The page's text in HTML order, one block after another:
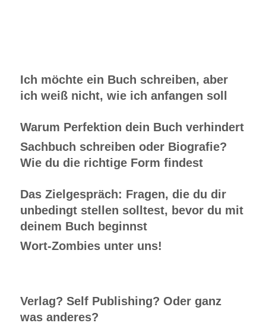
Ich möchte ein Buch schreiben, aber
ich weiß nicht, wie ich anfangen soll
Warum Perfektion dein Buch verhindert
Sachbuch schreiben oder Biografie?
Wie du die richtige Form findest
Das Zielgespräch: Fragen, die du dir
unbedingt stellen solltest, bevor du mit
deinem Buch beginnst
Wort-Zombies unter uns!
Verlag? Self Publishing? Oder ganz
was anderes?